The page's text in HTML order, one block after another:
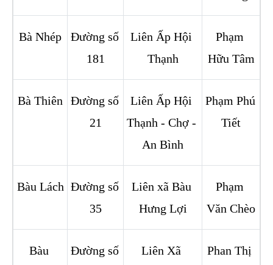
Bà Nhép
Đường số
181
Liên Ấp Hội
Thạnh
Phạm
Hữu Tâm
Bà Thiên
Đường số
21
Liên Ấp Hội
Thạnh - Chợ -
An Bình
Phạm Phú
Tiết
Bàu Lách Đường số
35
Liên xã Bàu
Hưng Lợi
Phạm
Văn Chèo
Bàu
Đường số
Liên Xã
Phan Thị